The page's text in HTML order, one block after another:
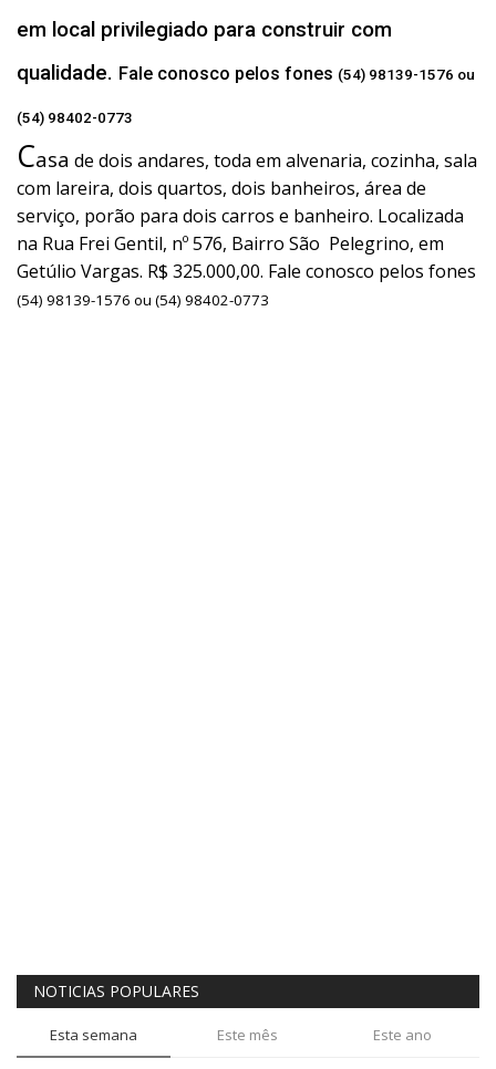
em local privilegiado para construir com
qualidade. Fale conosco pelos fones (54) 98139-1576 ou
(54) 98402-0773
Casa de dois andares, toda em alvenaria, cozinha, sala
com lareira, dois quartos, dois banheiros, área de
serviço, porão para dois carros e banheiro. Localizada
na Rua Frei Gentil, nº 576, Bairro São Pelegrino, em
Getúlio Vargas. R$ 325.000,00. Fale conosco pelos fones
(54) 98139-1576 ou (54) 98402-0773
NOTICIAS POPULARES
Esta semana Este mês Este ano